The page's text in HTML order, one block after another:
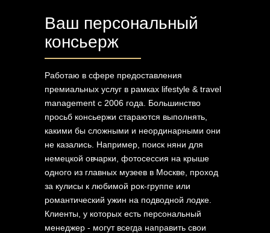
Ваш персональный
консьерж
Работаю в сфере предоставления
премиальных услуг в рамках lifestyle & travel
management с 2006 года. Большинство
просьб консьержи стараются выполнять,
какими бы сложными и неординарными они
не казались. Например, поиск няни для
немецкой овчарки, фотосессия на крыше
одного из главных музеев в Москве, проход
за кулисы к любимой рок-группе или
романтический ужин на подводной лодке.
Клиенты, у которых есть персональный
менеджер - могут всегда направить свои
Salmon.
Ваш телефон
ОТПРАВИТЬ
Нажимая на кнопку, вы даете согласие на обработку
персональных данных и соглашаетесь c политикой